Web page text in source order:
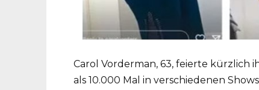
Carol Vorderman, 63, feierte kürzlich
als 10.000 Mal in verschiedenen